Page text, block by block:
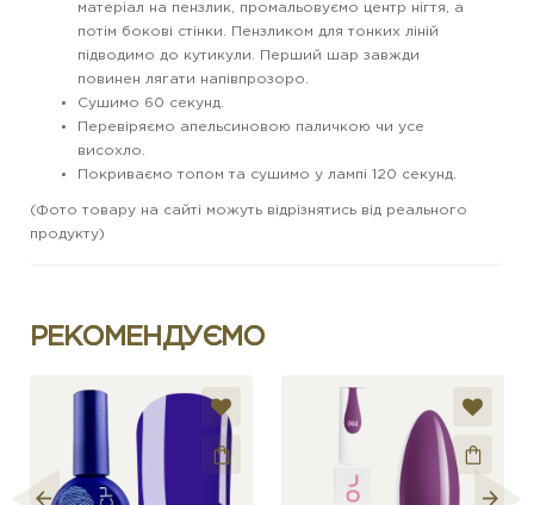
матеріал на пензлик, промальовуємо центр нігтя, а
потім бокові стінки. Пензликом для тонких ліній
підводимо до кутикули. Перший шар завжди
повинен лягати напівпрозоро.
Сушимо 60 секунд.
Перевіряємо апельсиновою паличкою чи усе
висохло.
Покриваємо топом та сушимо у лампі 120 секунд.
(Фото товару на сайті можуть відрізнятись від реального
продукту)
РЕКОМЕНДУЄМО